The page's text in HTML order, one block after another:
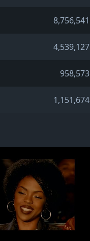
8,756,541
4,539,127
958,573
1,151,674